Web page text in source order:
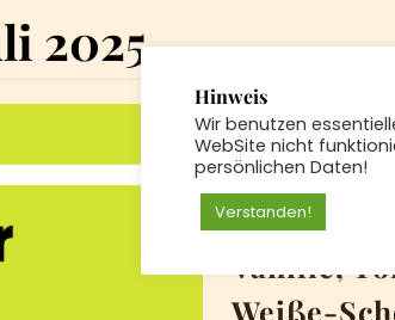
2025
Heute im
Birne*,
Erdbeere,
Vanille,
Weiße-
Hinweis
Wir benutzen
WebSite nicht
persönlichen Daten!
Verstanden!